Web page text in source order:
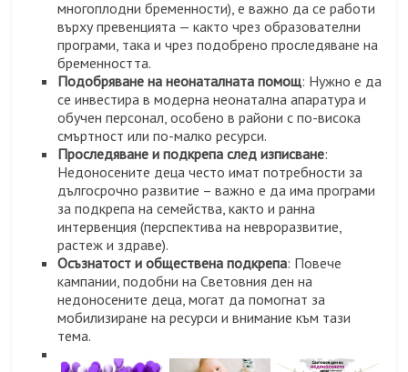
многоплодни бременности), е важно да се работи
върху превенцията — както чрез образователни
програми, така и чрез подобрено проследяване на
бременността.
Подобряване на неонаталната помощ: Нужно е да
се инвестира в модерна неонатална апаратура и
обучен персонал, особено в райони с по-висока
смъртност или по-малко ресурси.
Проследяване и подкрепа след изписване:
Недоносените деца често имат потребности за
дългосрочно развитие – важно е да има програми
за подкрепа на семейства, както и ранна
интервенция (перспектива на невроразвитие,
растеж и здраве).
Осъзнатост и обществена подкрепа: Повече
кампании, подобни на Световния ден на
недоносените деца, могат да помогнат за
мобилизиране на ресурси и внимание към тази
тема.